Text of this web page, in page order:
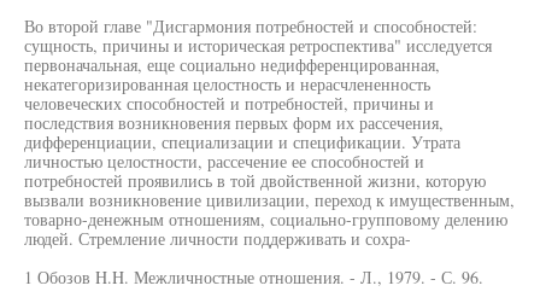
Во второй главе "Дисгармония потребностей и способностей:
сущность, причины и историческая ретроспектива" исследуется
первоначальная, еще социально недифференцированная,
некатегоризированная целостность и нерасчлененность
человеческих способностей и потребностей, причины и
последствия возникновения первых форм их рассечения,
дифференциации, специализации и спецификации. Утрата
личностью целостности, рассечение ее способностей и
потребностей проявились в той двойственной жизни, которую
вызвали возникновение цивилизации, переход к имущественным,
товарно-денежным отношениям, социально-групповому делению
людей. Стремление личности поддерживать и сохра-
1 Обозов H.H. Межличностные отношения. - Л., 1979. - С. 96.